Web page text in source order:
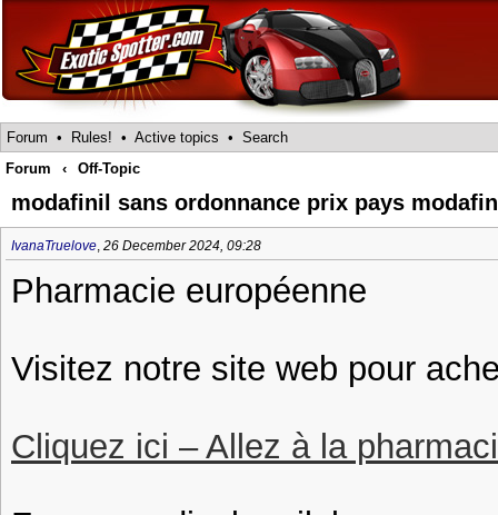
Forum • Rules! • Active topics • Search
Forum
‹ Off-Topic
modafinil sans ordonnance prix pays
IvanaTruelove, 26 December 2024, 09:28
Pharmacie européenne
Visitez notre site web pour
Cliquez ici – Allez à la